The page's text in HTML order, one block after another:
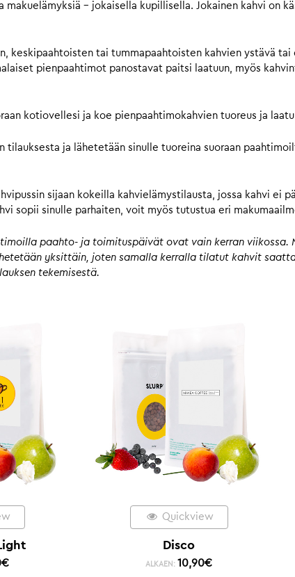
makuelämyksiä – jokaisella kupillisella. Jokainen kahvi
keskipaahtoisten tai tummapaahtoisten kahvien ystävä
pienpaahtimot panostavat paitsi laatuun, myös
kotiovellesi ja koe pienpaahtimokahvien tuoreus ja
tilauksesta ja lähetetään sinulle tuoreina suoraan
sijaan kokeilla kahvielämystilausta, jossa kahvi ei
sopii sinulle parhaiten, voit myös tutustua eri
paahto- ja toimituspäivät ovat vain kerran
yksittäin, joten samalla kerralla tilatut kahvit
tekemisestä.
€
Quickview
Disco
ALKAEN: 10,90€